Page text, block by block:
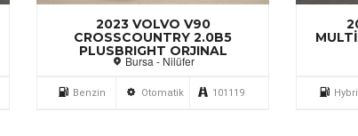
2023 VOLVO V90
CROSSCOUNTRY 2.0B5
PLUSBRIGHT ORJINAL
Bursa - Nilüfer
Benzin Otomatik 101119